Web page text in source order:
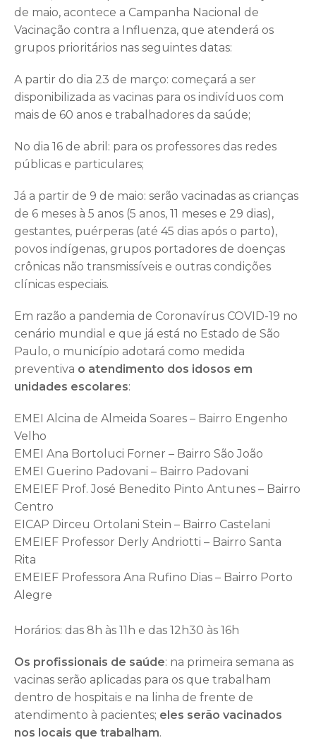
de maio, acontece a Campanha Nacional de
Vacinação contra a Influenza, que atenderá os
grupos prioritários nas seguintes datas:
A partir do dia 23 de março: começará a ser
disponibilizada as vacinas para os indivíduos com
mais de 60 anos e trabalhadores da saúde;
No dia 16 de abril: para os professores das redes
públicas e particulares;
Já a partir de 9 de maio: serão vacinadas as crianças
de 6 meses à 5 anos (5 anos, 11 meses e 29 dias),
gestantes, puérperas (até 45 dias após o parto),
povos indígenas, grupos portadores de doenças
crônicas não transmissíveis e outras condições
clínicas especiais.
Em razão a pandemia de Coronavírus COVID-19 no
cenário mundial e que já está no Estado de São
Paulo, o município adotará como medida
preventiva o atendimento dos idosos em
unidades escolares:
EMEI Alcina de Almeida Soares – Bairro Engenho
Velho
EMEI Ana Bortoluci Forner – Bairro São João
EMEI Guerino Padovani – Bairro Padovani
EMEIEF Prof. José Benedito Pinto Antunes – Bairro
Centro
EICAP Dirceu Ortolani Stein – Bairro Castelani
EMEIEF Professor Derly Andriotti – Bairro Santa
Rita
EMEIEF Professora Ana Rufino Dias – Bairro Porto
Alegre
Horários: das 8h às 11h e das 12h30 às 16h
Os profissionais de saúde: na primeira semana as
vacinas serão aplicadas para os que trabalham
dentro de hospitais e na linha de frente de
atendimento à pacientes; eles serão vacinados
nos locais que trabalham.